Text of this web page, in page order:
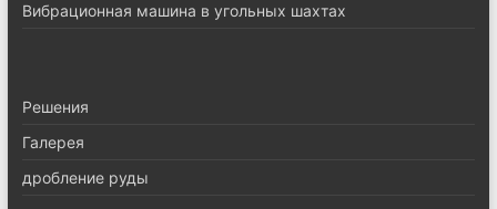
Вибрационная машина в угольных шахтах
Pешения
Галерея
дробление руды